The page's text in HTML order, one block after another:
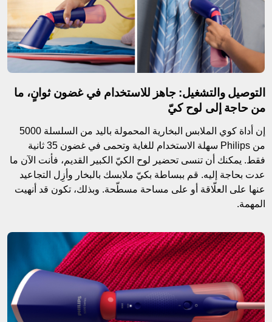
التوصيل والتشغيل: جاهز للاستخدام في غضون ثوانٍ، ما
من حاجة إلى لوح كيّ
إن أداة كوي الملابس البخارية المحمولة باليد من السلسلة 5000
من Philips سهلة الاستخدام للغاية وتحمى في غضون 35 ثانية
فقط. يمكنك أن تنسى تحضير لوح الكيّ الكبير القديم، فأنت الآن ما
عدت بحاجة إليه. قم ببساطة بكيّ ملابسك بالبخار وأزِل التجاعيد
عنها على العلّاقة أو على مساحة مسطّحة. وبذلك، تكون قد أنهيت
المهمة.